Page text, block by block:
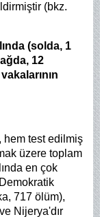
(bkz.
(solda, 1
12
hem test edilmiş
üzere toplam
en çok
717 ölüm),
Nijerya'dır